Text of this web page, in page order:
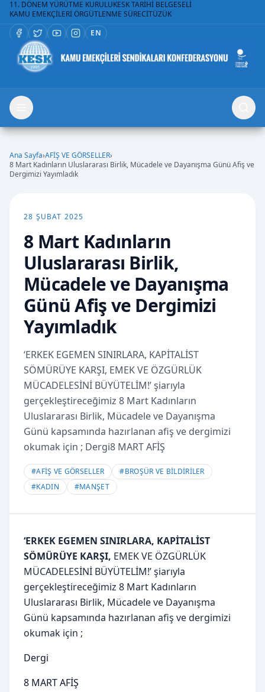
11. DÖNEM YÜRÜTME KURULUKESK TARİHİ BELGESELİ
KAMU EMEKÇİLERİ ÖRGÜTLENME SÜRECİTÜZÜK
EN
Ana Sayfa›AFİŞ VE GÖRSELLER›
8 Mart Kadınların Uluslararası Birlik, Mücadele ve Dayanışma Günü Afiş ve
Dergimizi Yayımladık
28 ŞUBAT 2025
8 Mart Kadınların
Uluslararası Birlik,
Mücadele ve Dayanışma
Günü Afiş ve Dergimizi
Yayımladık
‘ERKEK EGEMEN SINIRLARA, KAPİTALİST
SÖMÜRÜYE KARŞI, EMEK VE ÖZGÜRLÜK
MÜCADELESİNİ BÜYÜTELİM!’ şiarıyla
gerçekleştireceğimiz 8 Mart Kadınların
Uluslararası Birlik, Mücadele ve Dayanışma
Günü kapsamında hazırlanan afiş ve dergimizi
okumak için ; Dergi8 MART AFİŞ
#AFİŞ VE GÖRSELLER #BROŞÜR VE BİLDİRİLER
#KADIN #MANŞET
‘ERKEK EGEMEN SINIRLARA, KAPİTALİST
SÖMÜRÜYE KARŞI, EMEK VE ÖZGÜRLÜK
MÜCADELESİNİ BÜYÜTELİM!’ şiarıyla
gerçekleştireceğimiz 8 Mart Kadınların
Uluslararası Birlik, Mücadele ve Dayanışma
Günü kapsamında hazırlanan afiş ve dergimizi
okumak için ;
Dergi
8 MART AFİŞ